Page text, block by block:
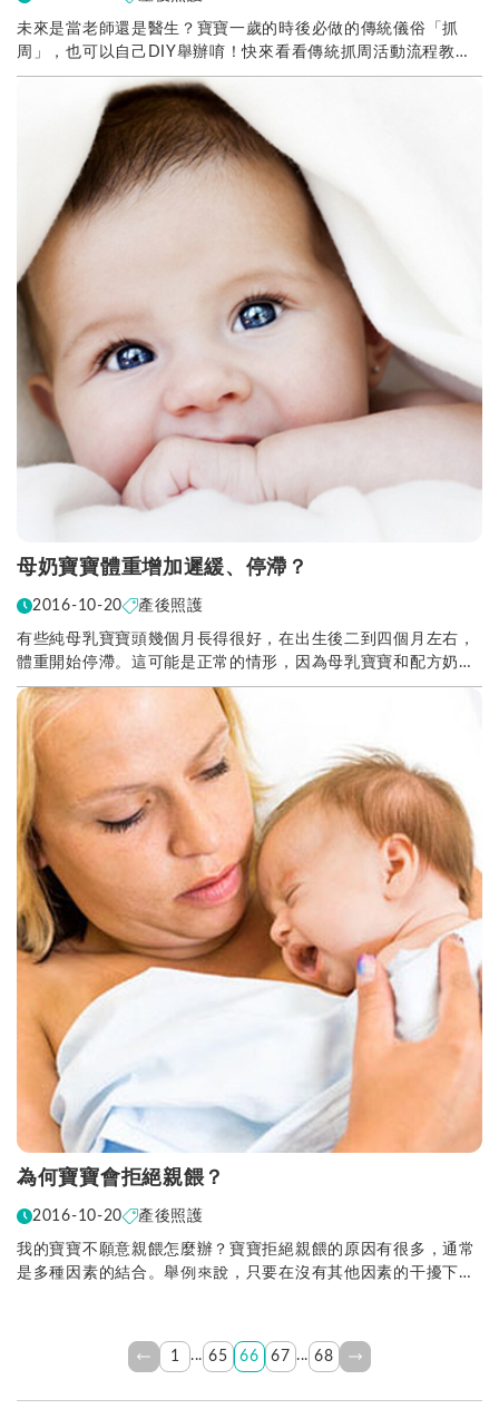
未來是當老師還是醫生？寶寶一歲的時後必做的傳統儀俗「抓
周」，也可以自己DIY舉辦唷！快來看看傳統抓周活動流程教
學，在家自己就可以辦抓周，寶寶輕鬆自在，又省去很多...
母奶寶寶體重增加遲緩、停滯？
2016-10-20 產後照護
有些純母乳寶寶頭幾個月長得很好，在出生後二到四個月左右，
體重開始停滯。這可能是正常的情形，因為母乳寶寶和配方奶寶
寶的生長曲線原本就不同，因此嬤嬤不需要過度擔心。
為何寶寶會拒絕親餵？
2016-10-20 產後照護
我的寶寶不願意親餵怎麼辦？寶寶拒絕親餵的原因有很多，通常
是多種因素的結合。舉例來說，只要在沒有其他因素的干擾下，
1 ... 65 66 67 ... 68